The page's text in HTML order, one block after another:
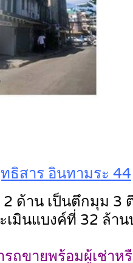
ธิสาร อินทามระ 44
ด้าน เป็นตึกมุม 3
เมินแบงค์ที่ 32 ล้าน
ถขายพร้อมผู้เช่าห